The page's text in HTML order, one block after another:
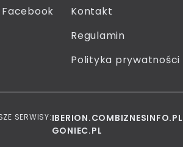
Facebook
Kontakt
Regulamin
Polityka prywatności
SERWISY:IBERION.COMBIZNESINFO.PL
GONIEC.PL